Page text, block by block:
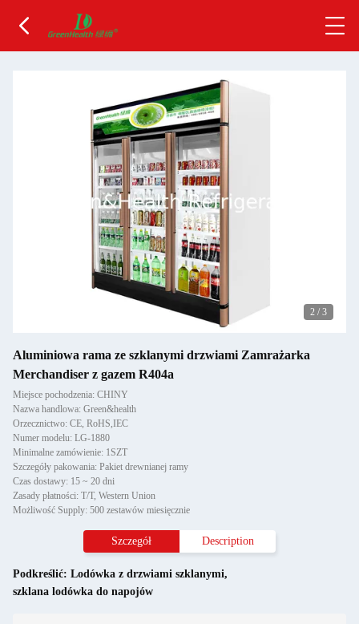
2 / 3
Aluminiowa rama ze szklanymi drzwiami Zamrażarka
Merchandiser z gazem R404a
Miejsce pochodzenia: CHINY
Nazwa handlowa: Green&health
Orzecznictwo: CE, RoHS,IEC
Numer modelu: LG-1880
Minimalne zamówienie: 1SZT
Szczegóły pakowania: Pakiet drewnianej ramy
Czas dostawy: 15 ~ 20 dni
Zasady płatności: T/T, Western Union
Możliwość Supply: 500 zestawów miesięcznie
Szczegół Description
Podkreślić: Lodówka z drzwiami szklanymi,
szklana lodówka do napojów